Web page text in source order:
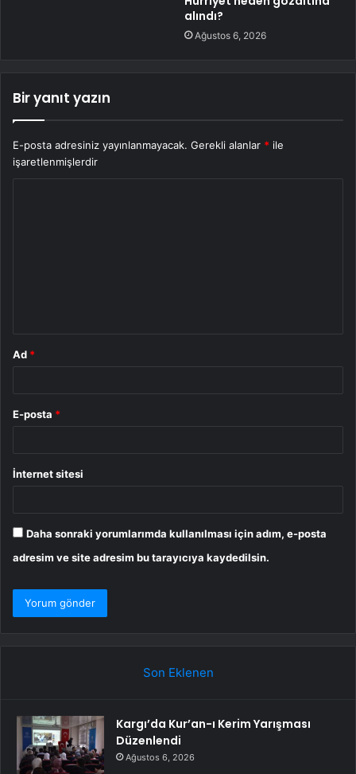
alındı?
Ağustos 6, 2026
Bir yanıt yazın
E-posta adresiniz yayınlanmayacak. Gerekli alanlar * ile
işaretlenmişlerdir
Ad *
E-posta *
İnternet sitesi
Daha sonraki yorumlarımda kullanılması için adım, e-posta
adresim ve site adresim bu tarayıcıya kaydedilsin.
Son Eklenen
Kargı’da Kur’an-ı Kerim Yarışması
Düzenlendi
Ağustos 6, 2026